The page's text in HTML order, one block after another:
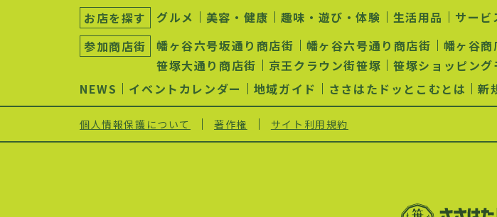
お店を探す グルメ 美容・健康 趣味・遊び・体験 生活用品
サービ
参加商店街
幡ヶ谷六号坂通り商店街 幡ヶ谷六号通り商店街 幡ヶ谷商
笹塚大通り商店街
京王クラウン街笹塚 笹塚ショッピング
NEWS
イベントカレンダー 地域ガイド ささはたドッとこむとは 新
個人情報保護について 著作権 サイト利用規約